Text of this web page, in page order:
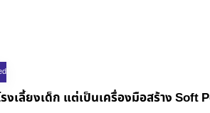
งเลี้ยงเด็ก แต่เป็นเครื่องมือสร้าง Soft